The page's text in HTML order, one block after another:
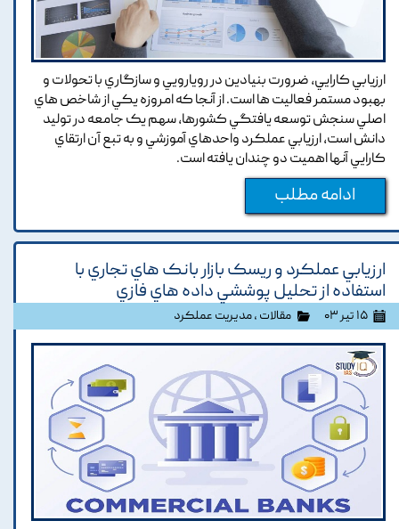
ارزيابي کارايي, ضرورت بنيادين در رويارويي و سازگاري با تحولات و
بهبود مستمر فعاليت ها است. از آنجا که امروزه يکي از شاخص هاي
اصلي سنجش توسعه يافتگي کشورها, سهم يک جامعه در توليد
دانش است, ارزيابي عملکرد واحدهاي آموزشي و به تبع آن ارتقاي
کارايي آنها اهميت دو چندان يافته است.
ادامه مطلب
ارزيابي عملکرد و ريسک بازار بانک هاي تجاري با
استفاده از تحليل پوششي داده هاي فازي
۱۵ تیر ۰۳ مقالات ،مدیریت عملکرد